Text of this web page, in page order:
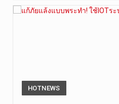
HOTNEWS